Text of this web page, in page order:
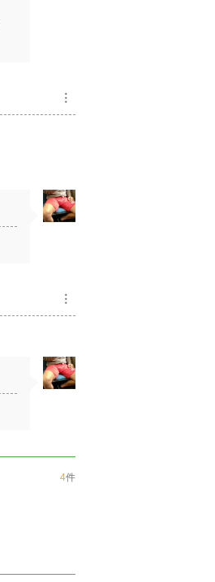
︙
︙
4件